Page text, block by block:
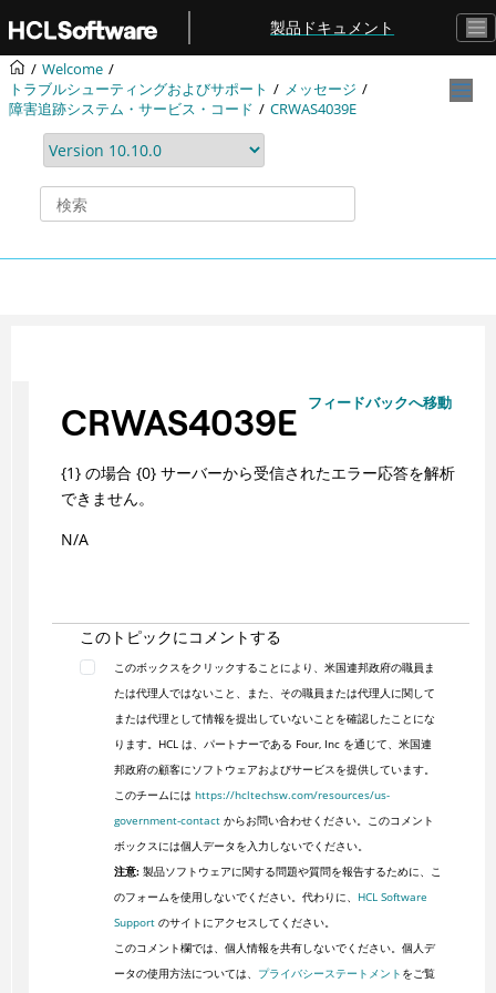
メインコンテンツにジャンプ
製品ドキュメント
Welcome
トラブルシューティングおよびサポート
メッセージ
障害追跡システム・サービス・コード
CRWAS4039E
フィードバックへ移動
CRWAS4039E
{1} の場合 {0} サーバーから受信されたエラー応答を解析
できません。
N/A
このトピックにコメントする
このボックスをクリックすることにより、米国連邦政府の職員ま
たは代理人ではないこと、また、その職員または代理人に関して
または代理として情報を提出していないことを確認したことにな
ります。HCL は、パートナーである Four, Inc を通じて、米国連
邦政府の顧客にソフトウェアおよびサービスを提供しています。
このチームには https://hcltechsw.com/resources/us-
government-contactからお問い合わせください。このコメント
ボックスには個人データを入力しないでください。
注意:製品ソフトウェアに関する問題や質問を報告するために、こ
のフォームを使用しないでください。代わりに、 HCL Software
Supportのサイトにアクセスしてください。
このコメント欄では、個人情報を共有しないでください。個人デ
ータの使用方法については、 プライバシーステートメント をご覧